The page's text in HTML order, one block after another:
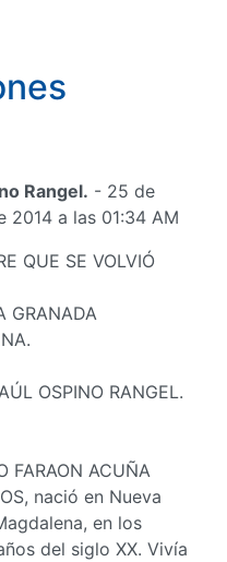
Rangel. - 25 de
2014 a las 01:34 AM
QUE SE VOLVIÓ
GRANADA
OSPINO RANGEL.
FARAON ACUÑA
nació en Nueva
en los
del siglo XX. Vivía